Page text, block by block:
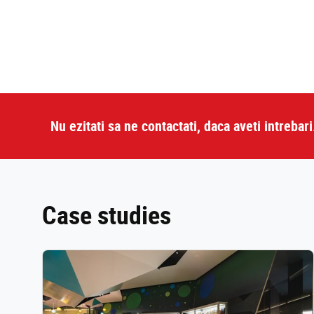
Nu ezitati sa ne contactati, daca aveti
Case studies